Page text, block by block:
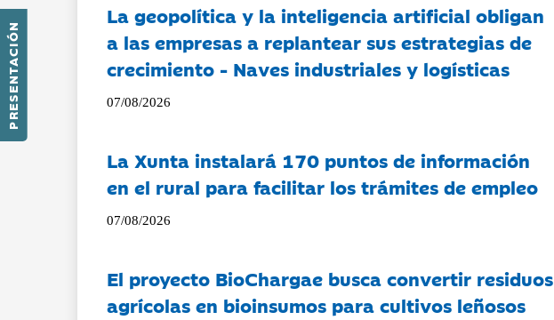
PRESENTACIÓN
La geopolítica y la inteligencia artificial obligan
a las empresas a replantear sus estrategias de
crecimiento - Naves industriales y logísticas
07/08/2026
La Xunta instalará 170 puntos de información
en el rural para facilitar los trámites de empleo
07/08/2026
El proyecto BioChargae busca convertir residuos
agrícolas en bioinsumos para cultivos leñosos